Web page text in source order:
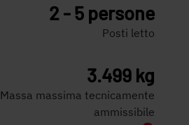
2 - 5 persone
Posti letto
3.499 kg
Massa massima tecnicamente
ammissibile